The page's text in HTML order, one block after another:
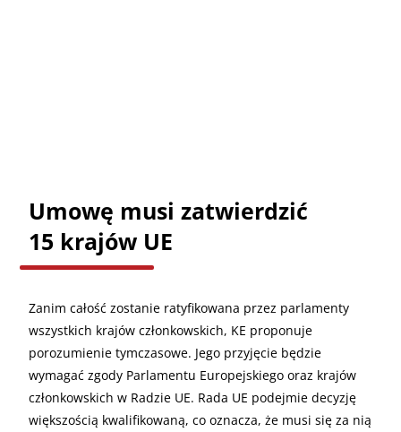
Umowę musi zatwierdzić
15 krajów UE
Zanim całość zostanie ratyfikowana przez parlamenty
wszystkich krajów członkowskich, KE proponuje
porozumienie tymczasowe. Jego przyjęcie będzie
wymagać zgody Parlamentu Europejskiego oraz krajów
członkowskich w Radzie UE. Rada UE podejmie decyzję
większością kwalifikowaną, co oznacza, że musi się za nią